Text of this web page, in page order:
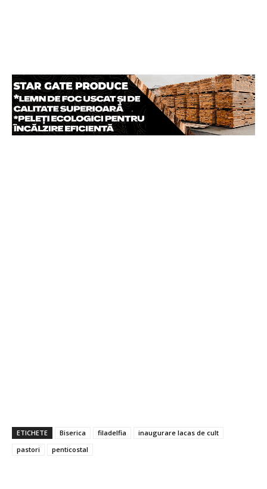
ETICHETE Biserica filadelfia
inaugurare lacas de cult
pastori
penticostal